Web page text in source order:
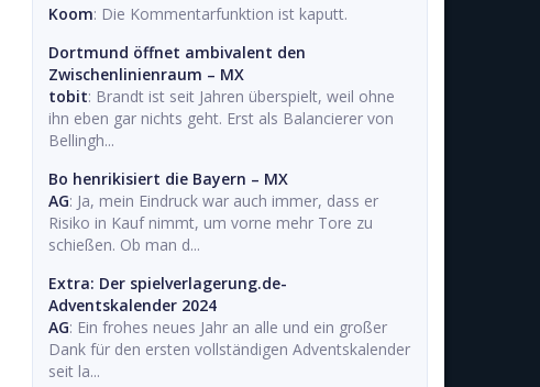
Koom: Die Kommentarfunktion ist kaputt.
Dortmund öffnet ambivalent den
Zwischenlinienraum – MX
tobit: Brandt ist seit Jahren überspielt, weil ohne
ihn eben gar nichts geht. Erst als Balancierer von
Bellingh...
Bo henrikisiert die Bayern – MX
AG: Ja, mein Eindruck war auch immer, dass er
Risiko in Kauf nimmt, um vorne mehr Tore zu
schießen. Ob man d...
Extra: Der spielverlagerung.de-
Adventskalender 2024
AG: Ein frohes neues Jahr an alle und ein großer
Dank für den ersten vollständigen Adventskalender
seit la...